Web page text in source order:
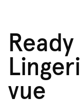
vue